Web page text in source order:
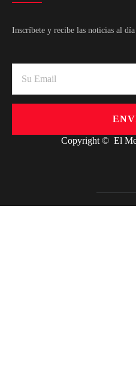
Inscríbete y recibe las noticias al día
Copyright © El